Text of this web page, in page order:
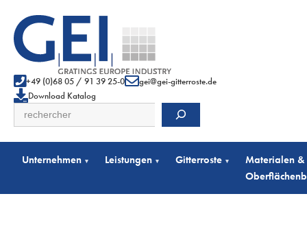
+49 (0)68 05 / 91 39 25-0
gei@gei-gitterroste.de
Download Katalog
Suchen
Unternehmen ▾ Leistungen ▾ Gitterroste ▾
Materialen &